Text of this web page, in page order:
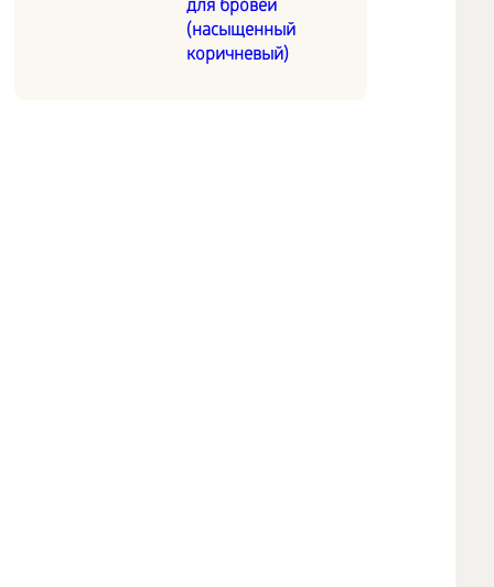
для бровей
(насыщенный
коричневый)